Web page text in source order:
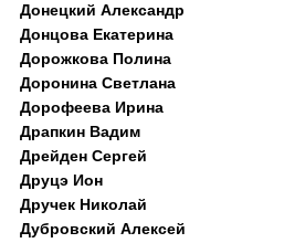
Донецкий Александр
Донцова Екатерина
Дорожкова Полина
Доронина Светлана
Дорофеева Ирина
Драпкин Вадим
Дрейден Сергей
Друцэ Ион
Дручек Николай
Дубровский Алексей